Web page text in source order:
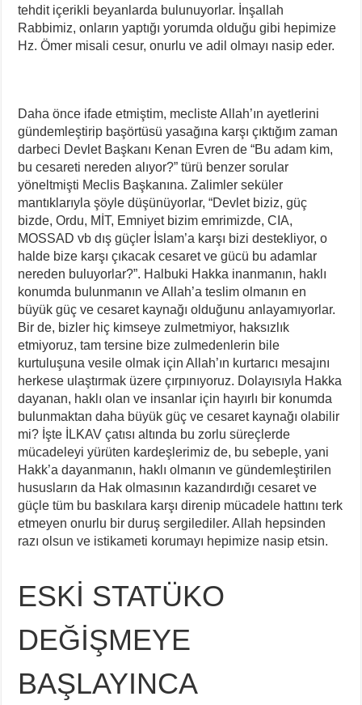
tehdit içerikli beyanlarda bulunuyorlar. İnşallah
Rabbimiz, onların yaptığı yorumda olduğu gibi hepimize
Hz. Ömer misali cesur, onurlu ve adil olmayı nasip eder.
Daha önce ifade etmiştim, mecliste Allah’ın ayetlerini
gündemleştirip başörtüsü yasağına karşı çıktığım zaman
darbeci Devlet Başkanı Kenan Evren de “Bu adam kim,
bu cesareti nereden alıyor?” türü benzer sorular
yöneltmişti Meclis Başkanına. Zalimler seküler
mantıklarıyla şöyle düşünüyorlar, “Devlet biziz, güç
bizde, Ordu, MİT, Emniyet bizim emrimizde, CIA,
MOSSAD vb dış güçler İslam’a karşı bizi destekliyor, o
halde bize karşı çıkacak cesaret ve gücü bu adamlar
nereden buluyorlar?”. Halbuki Hakka inanmanın, haklı
konumda bulunmanın ve Allah’a teslim olmanın en
büyük güç ve cesaret kaynağı olduğunu anlayamıyorlar.
Bir de, bizler hiç kimseye zulmetmiyor, haksızlık
etmiyoruz, tam tersine bize zulmedenlerin bile
kurtuluşuna vesile olmak için Allah’ın kurtarıcı mesajını
herkese ulaştırmak üzere çırpınıyoruz. Dolayısıyla Hakka
dayanan, haklı olan ve insanlar için hayırlı bir konumda
bulunmaktan daha büyük güç ve cesaret kaynağı olabilir
mi? İşte İLKAV çatısı altında bu zorlu süreçlerde
mücadeleyi yürüten kardeşlerimiz de, bu sebeple, yani
Hakk’a dayanmanın, haklı olmanın ve gündemleştirilen
hususların da Hak olmasının kazandırdığı cesaret ve
güçle tüm bu baskılara karşı direnip mücadele hattını terk
etmeyen onurlu bir duruş sergilediler. Allah hepsinden
razı olsun ve istikameti korumayı hepimize nasip etsin.
ESKİ STATÜKO
DEĞİŞMEYE
BAŞLAYINCA